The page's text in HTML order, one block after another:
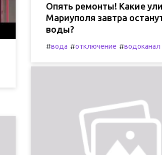
Опять ремонты! Какие
Мариуполя завтра
воды?
#вода #отключение #водоканал